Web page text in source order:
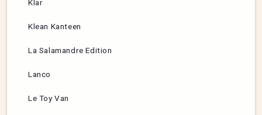
Klar
Klean Kanteen
La Salamandre Edition
Lanco
Le Toy Van